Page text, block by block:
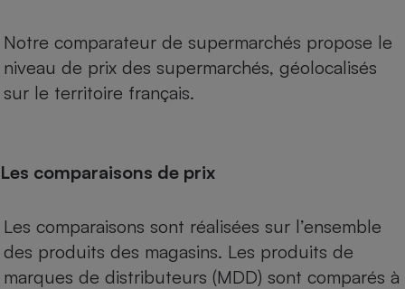
Notre comparateur de supermarchés propose le
niveau de prix des supermarchés, géolocalisés
sur le territoire français.
Les comparaisons de prix
Les comparaisons sont réalisées sur l’ensemble
des produits des magasins. Les produits de
marques de distributeurs (MDD) sont comparés à